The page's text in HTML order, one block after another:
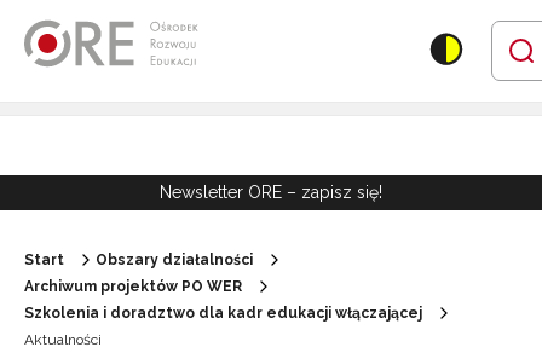
Newsletter ORE – zapisz się!
Start
Obszary działalności
Archiwum projektów PO WER
Szkolenia i doradztwo dla kadr edukacji włączającej
Aktualności